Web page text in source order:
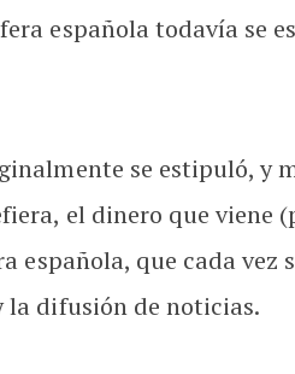
española todavía se
se estipuló, y
el dinero que viene
que cada vez
difusión de noticias.